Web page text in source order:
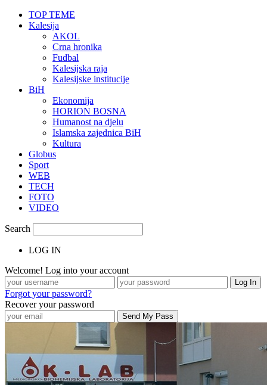
TOP TEME
Kalesija
AKOL
Crna hronika
Fudbal
Kalesijska raja
Kalesijske institucije
BiH
Ekonomija
HORION BOSNA
Humanost na djelu
Islamska zajednica BiH
Kultura
Globus
Sport
WEB
TECH
FOTO
VIDEO
Search
LOG IN
Welcome! Log into your account
Forgot your password?
Recover your password